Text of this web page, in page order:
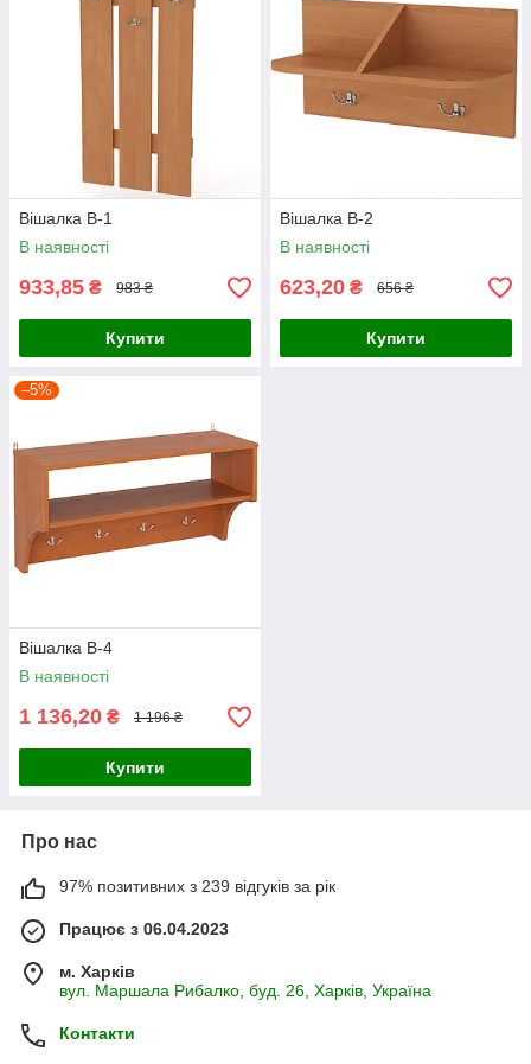
Вішалка В-1
В наявності
933,85 ₴ 983 ₴
Купити
Вішалка В-2
В наявності
623,20 ₴ 656 ₴
Купити
–5%
Вішалка В-4
В наявності
1 136,20 ₴ 1 196 ₴
Купити
Про нас
97% позитивних з 239 відгуків за рік
Працює з 06.04.2023
м. Харків
вул. Маршала Рибалко, буд. 26, Харків, Україна
Контакти